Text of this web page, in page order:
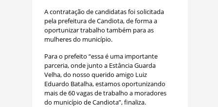
A contratação de candidatas foi solicitada
pela prefeitura de Candiota, de forma a
oportunizar trabalho também para as
mulheres do município.
Para o prefeito “essa é uma importante
parceria, onde junto a Estância Guarda
Velha, do nosso querido amigo Luiz
Eduardo Batalha, estamos oportunizando
mais de 60 vagas de trabalho a moradores
do município de Candiota”, finaliza.